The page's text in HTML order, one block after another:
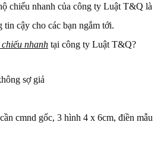
chiếu nhanh của công ty Luật T&Q là
tin cậy cho các bạn ngắm tới.
nhanh tại công ty Luật T&Q?
sợ giả
cmnd gốc, 3 hình 4 x 6cm, điền mẫu